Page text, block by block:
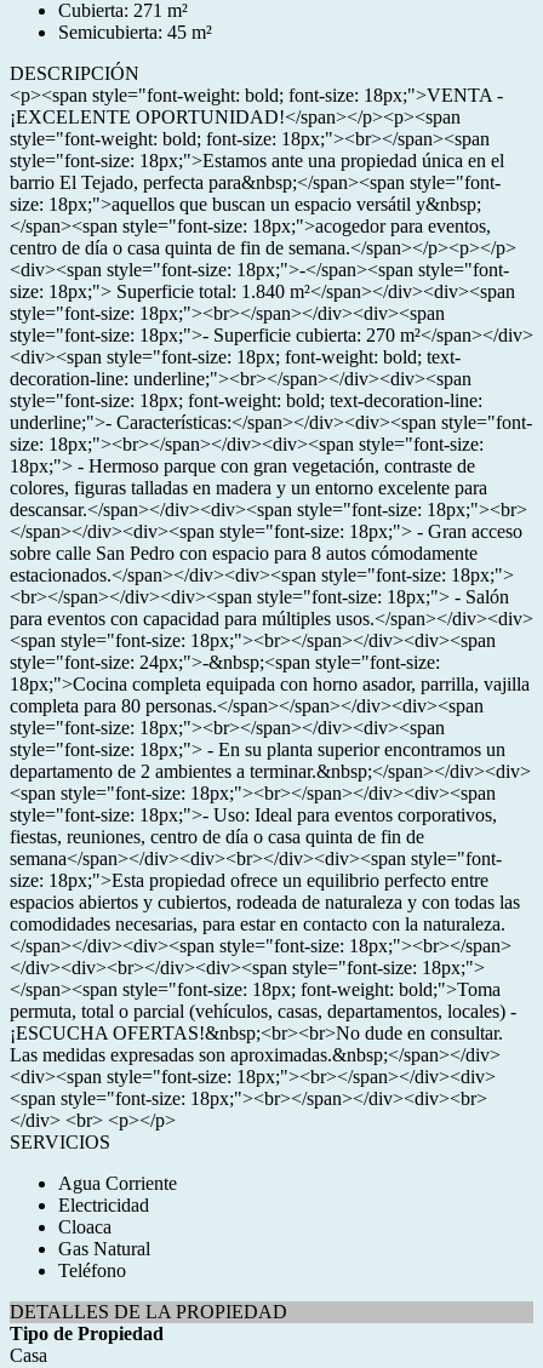
Cubierta: 271 m²
Semicubierta: 45 m²
DESCRIPCIÓN
<p><span style="font-weight: bold; font-size: 18px;">VENTA -
¡EXCELENTE OPORTUNIDAD!</span></p><p><span
style="font-weight: bold; font-size: 18px;"><br></span><span
style="font-size: 18px;">Estamos ante una propiedad única en el
barrio El Tejado, perfecta para&nbsp;</span><span style="font-
size: 18px;">aquellos que buscan un espacio versátil y&nbsp;
</span><span style="font-size: 18px;">acogedor para eventos,
centro de día o casa quinta de fin de semana.</span></p><p></p>
<div><span style="font-size: 18px;">-</span><span style="font-
size: 18px;"> Superficie total: 1.840 m²</span></div><div><span
style="font-size: 18px;"><br></span></div><div><span
style="font-size: 18px;">- Superficie cubierta: 270 m²</span></div>
<div><span style="font-size: 18px; font-weight: bold; text-
decoration-line: underline;"><br></span></div><div><span
style="font-size: 18px; font-weight: bold; text-decoration-line:
underline;">- Características:</span></div><div><span style="font-
size: 18px;"><br></span></div><div><span style="font-size:
18px;"> - Hermoso parque con gran vegetación, contraste de
colores, figuras talladas en madera y un entorno excelente para
descansar.</span></div><div><span style="font-size: 18px;"><br>
</span></div><div><span style="font-size: 18px;"> - Gran acceso
sobre calle San Pedro con espacio para 8 autos cómodamente
estacionados.</span></div><div><span style="font-size: 18px;">
<br></span></div><div><span style="font-size: 18px;"> - Salón
para eventos con capacidad para múltiples usos.</span></div><div>
<span style="font-size: 18px;"><br></span></div><div><span
style="font-size: 24px;">-&nbsp;<span style="font-size:
18px;">Cocina completa equipada con horno asador, parrilla, vajilla
completa para 80 personas.</span></span></div><div><span
style="font-size: 18px;"><br></span></div><div><span
style="font-size: 18px;"> - En su planta superior encontramos un
departamento de 2 ambientes a terminar.&nbsp;</span></div><div>
<span style="font-size: 18px;"><br></span></div><div><span
style="font-size: 18px;">- Uso: Ideal para eventos corporativos,
fiestas, reuniones, centro de día o casa quinta de fin de
semana</span></div><div><br></div><div><span style="font-
size: 18px;">Esta propiedad ofrece un equilibrio perfecto entre
espacios abiertos y cubiertos, rodeada de naturaleza y con todas las
comodidades necesarias, para estar en contacto con la naturaleza.
</span></div><div><span style="font-size: 18px;"><br></span>
</div><div><br></div><div><span style="font-size: 18px;">
</span><span style="font-size: 18px; font-weight: bold;">Toma
permuta, total o parcial (vehículos, casas, departamentos, locales) -
¡ESCUCHA OFERTAS!&nbsp;<br><br>No dude en consultar.
Las medidas expresadas son aproximadas.&nbsp;</span></div>
<div><span style="font-size: 18px;"><br></span></div><div>
<span style="font-size: 18px;"><br></span></div><div><br>
</div> <br> <p></p>
SERVICIOS
Agua Corriente
Electricidad
Cloaca
Gas Natural
Teléfono
DETALLES DE LA PROPIEDAD
Tipo de Propiedad
Casa